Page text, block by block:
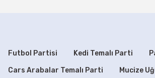
Bu ürüne benzer farklı
Futbol Partisi Kedi Temalı Parti
Cars Arabalar Temalı Parti
Mucize